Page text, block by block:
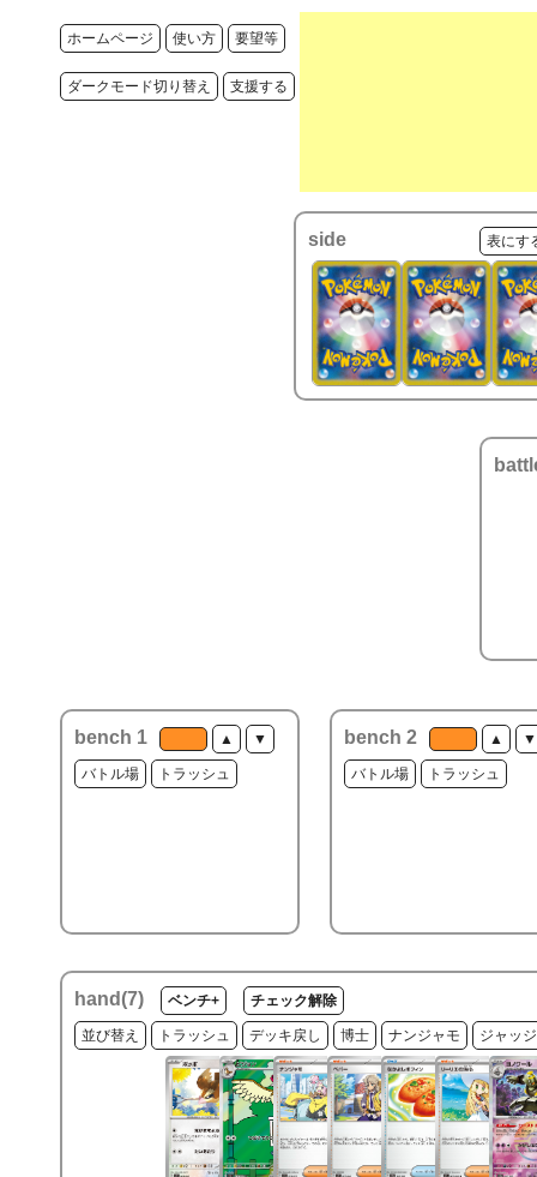
ホームページ 使い方 要望等
ダークモード切り替え 支援する
side 表にす
bench 1 ▲ ▼
バトル場 トラッシュ
bench 2 ▲ ▼
バトル場 トラッシュ
hand(7) ベンチ+ チェック解除
並び替え トラッシュ デッキ戻し 博士 ナンジャモ ジャッ